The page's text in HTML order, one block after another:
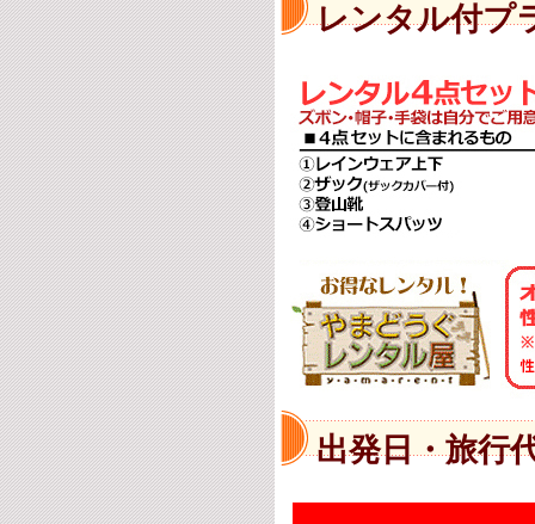
レンタル付プ
出発日・旅行